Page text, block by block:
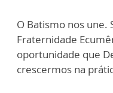
O Batismo nos une.
Fraternidade
oportunidade que
crescermos na